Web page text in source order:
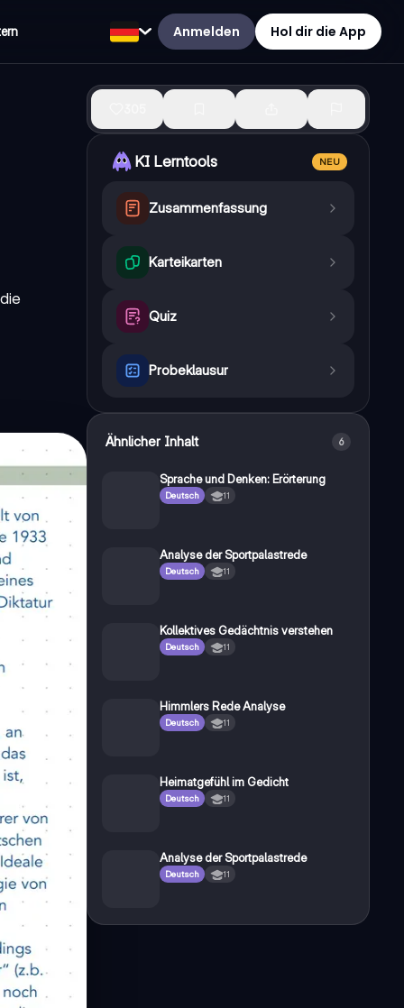
Anmelden Hol dir die App
KI Lerntools NEU
Zusammenfassung
Karteikarten
Quiz
Probeklausur
Ähnlicher Inhalt 6
Sprache und Denken: Erörterung
Deutsch 11
Analyse der Sportpalastrede
Deutsch 11
Kollektives Gedächtnis verstehen
Deutsch 11
Himmlers Rede Analyse
Deutsch 11
Heimatgefühl im Gedicht
Deutsch 11
Analyse der Sportpalastrede
Deutsch 11